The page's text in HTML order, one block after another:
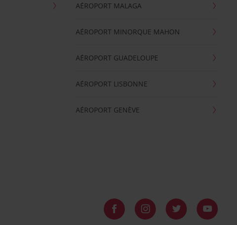
AÉROPORT MALAGA
AÉROPORT MINORQUE MAHON
AÉROPORT GUADELOUPE
AÉROPORT LISBONNE
AÉROPORT GENÈVE